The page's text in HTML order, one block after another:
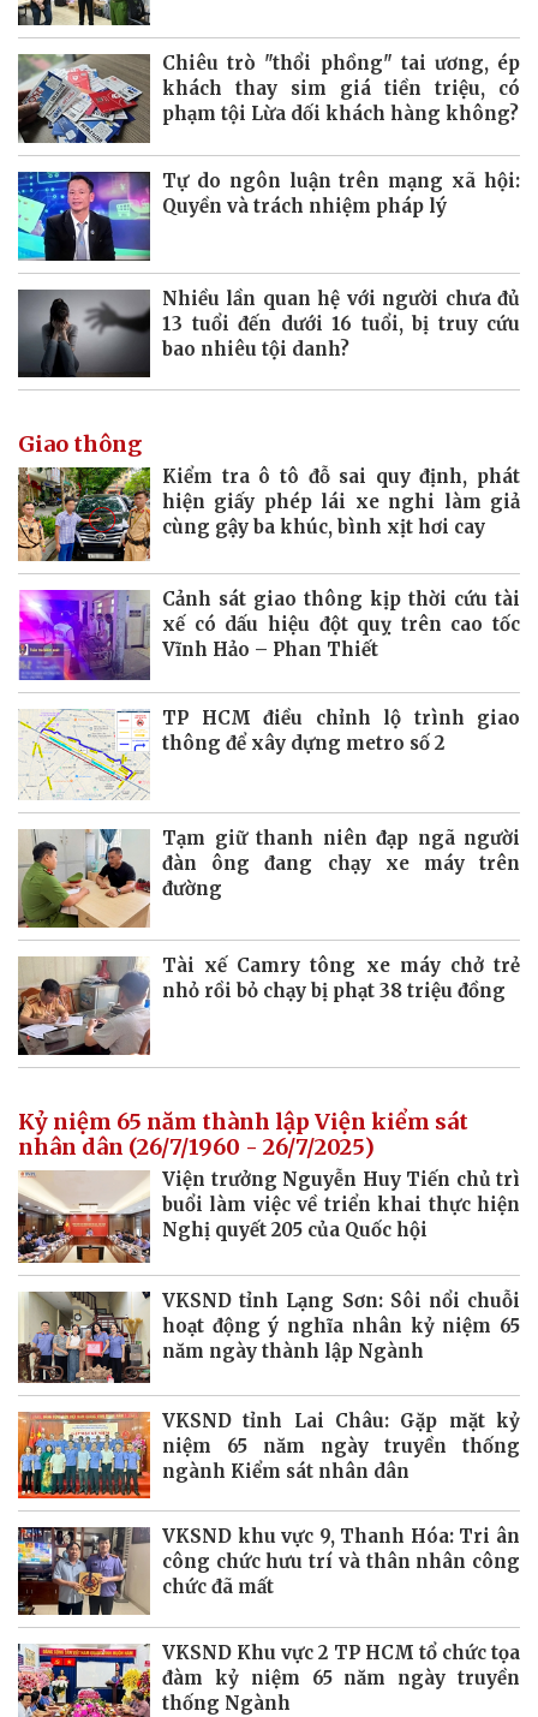
Chiêu trò "thổi phồng" tai ương, ép
khách thay sim giá tiền triệu, có
phạm tội Lừa dối khách hàng không?
Tự do ngôn luận trên mạng xã hội:
Quyền và trách nhiệm pháp lý
Nhiều lần quan hệ với người chưa đủ
13 tuổi đến dưới 16 tuổi, bị truy cứu
bao nhiêu tội danh?
Giao thông
Kiểm tra ô tô đỗ sai quy định, phát
hiện giấy phép lái xe nghi làm giả
cùng gậy ba khúc, bình xịt hơi cay
Cảnh sát giao thông kịp thời cứu tài
xế có dấu hiệu đột quỵ trên cao tốc
Vĩnh Hảo – Phan Thiết
TP HCM điều chỉnh lộ trình giao
thông để xây dựng metro số 2
Tạm giữ thanh niên đạp ngã người
đàn ông đang chạy xe máy trên
đường
Tài xế Camry tông xe máy chở trẻ
nhỏ rồi bỏ chạy bị phạt 38 triệu đồng
Kỷ niệm 65 năm thành lập Viện kiểm sát
nhân dân (26/7/1960 - 26/7/2025)
Viện trưởng Nguyễn Huy Tiến chủ trì
buổi làm việc về triển khai thực hiện
Nghị quyết 205 của Quốc hội
VKSND tỉnh Lạng Sơn: Sôi nổi chuỗi
hoạt động ý nghĩa nhân kỷ niệm 65
năm ngày thành lập Ngành
VKSND tỉnh Lai Châu: Gặp mặt kỷ
niệm 65 năm ngày truyền thống
ngành Kiểm sát nhân dân
VKSND khu vực 9, Thanh Hóa: Tri ân
công chức hưu trí và thân nhân công
chức đã mất
VKSND Khu vực 2 TP HCM tổ chức tọa
đàm kỷ niệm 65 năm ngày truyền
thống Ngành